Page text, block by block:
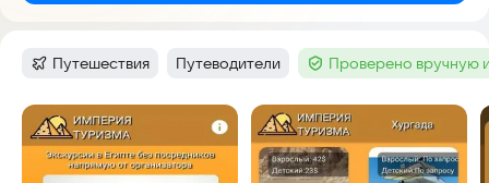
Категория:
Путешествия Тег:
Путеводители Тег :Проверено вручную
Скриншоты